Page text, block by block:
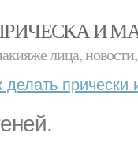
И
лица,
делать